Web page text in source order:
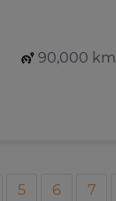
90,000 km
5 6 7